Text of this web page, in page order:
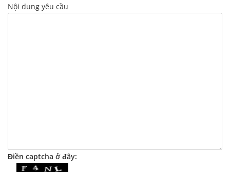
Nội dung yêu cầu
Điền captcha ở đây: